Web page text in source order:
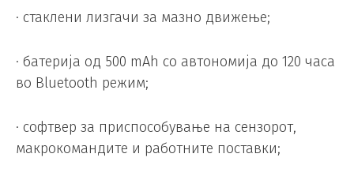
· стаклени лизгачи за мазно движење;
· батерија од 500 mAh со автономија до 120 часа
во Bluetooth режим;
· софтвер за приспособување на сензорот,
макрокомандите и работните поставки;